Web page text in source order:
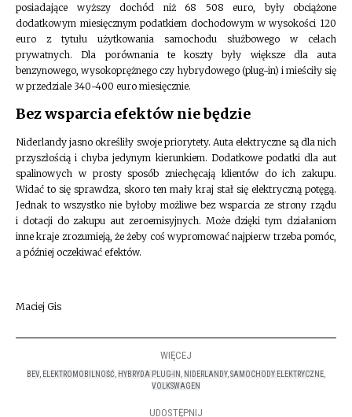
posiadające wyższy dochód niż 68 508 euro, były obciążone
dodatkowym miesięcznym podatkiem dochodowym w wysokości 120
euro z tytułu użytkowania samochodu służbowego w celach
prywatnych. Dla porównania te koszty były większe dla auta
benzynowego, wysokoprężnego czy hybrydowego (plug-in) i mieściły się
w przedziale 340-400 euro miesięcznie.
Bez wsparcia efektów nie będzie
Niderlandy jasno określiły swoje priorytety. Auta elektryczne są dla nich
przyszłością i chyba jedynym kierunkiem. Dodatkowe podatki dla aut
spalinowych w prosty sposób zniechęcają klientów do ich zakupu.
Widać to się sprawdza, skoro ten mały kraj stał się elektryczną potęgą.
Jednak to wszystko nie byłoby możliwe bez wsparcia ze strony rządu
i dotacji do zakupu aut zeroemisyjnych. Może dzięki tym działaniom
inne kraje zrozumieją, że żeby coś wypromować najpierw trzeba pomóc,
a później oczekiwać efektów.
Maciej Gis
WIĘCEJ
BEV, ELEKTROMOBILNOŚĆ HYBRYDA PLUG-IN NIDERLANDY, SAMOCHODY ELEKTRYCZNE
VOLKSWAGEN
UDOSTĘPNIJ